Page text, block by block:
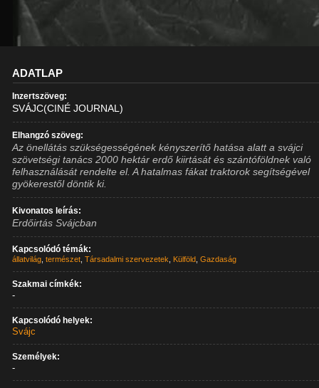
ADATLAP
Inzertszöveg:
SVÁJC(CINÉ JOURNAL)
Elhangzó szöveg:
Az önellátás szükségességének kényszerítő hatása alatt a svájci
szövetségi tanács 2000 hektár erdő kiirtását és szántóföldnek való
felhasználását rendelte el. A hatalmas fákat traktorok segítségével
gyökerestől döntik ki.
Kivonatos leírás:
Erdőirtás Svájcban
Kapcsolódó témák:
állatvilág ,természet ,Társadalmi szervezetek Külföld ,Gazdaság
Szakmai címkék:
-
Kapcsolódó helyek:
Svájc
Személyek:
-